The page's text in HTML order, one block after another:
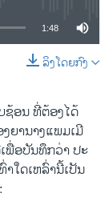
1:48
ລິງໂດຍກົງ
ຊ້ອນ​ ທີ່​ຕ້ອງ​ໄດ້​
ຍາ​ນາງ​ແພມ​ເມີ
ພື່ອ​ບັນ​ທຶກວ່າ ປະ​
ໃດ​ເຫລົ່າ​ນີ້​ເປັນ​